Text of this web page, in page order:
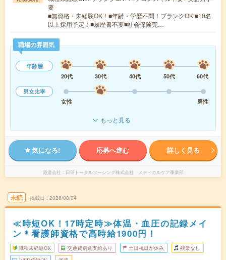
要
■無資格・未経験OK！■年齢・学歴不問！ブランクOK!■10名
以上採用予定！■履歴書不要■社会保険完…
職場の雰囲気
年齢層
20代
30代 40代 50代
60代
男女比率
女性
男性
もっと見る
気になる! 応募へ進む 詳しく見る
派遣会社 日研トータルソーシング株式会社 メディカルケア事業部
未読 掲載日 2026/08/04
≪時短OK！17時定時≫体温・血圧の記録メイ
ン＊看護師資格で高時給1900円！
職種未経験OK 交通費別途支給あり 土日祝日が休み 残業なし